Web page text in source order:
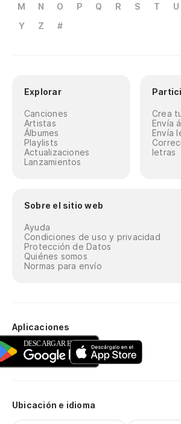
M
N O P Q R S T U
Y
Z #
Explorar
Canciones
Artistas
Álbumes
Playlists
Actualizaciones
Lanzamientos
Crea
Envía
Envía
letras
Sobre el sitio web
Ayuda
Condiciones de uso y privacidad
Protección de Datos
Quiénes somos
Normas para envío
Aplicaciones
Ubicación e idioma